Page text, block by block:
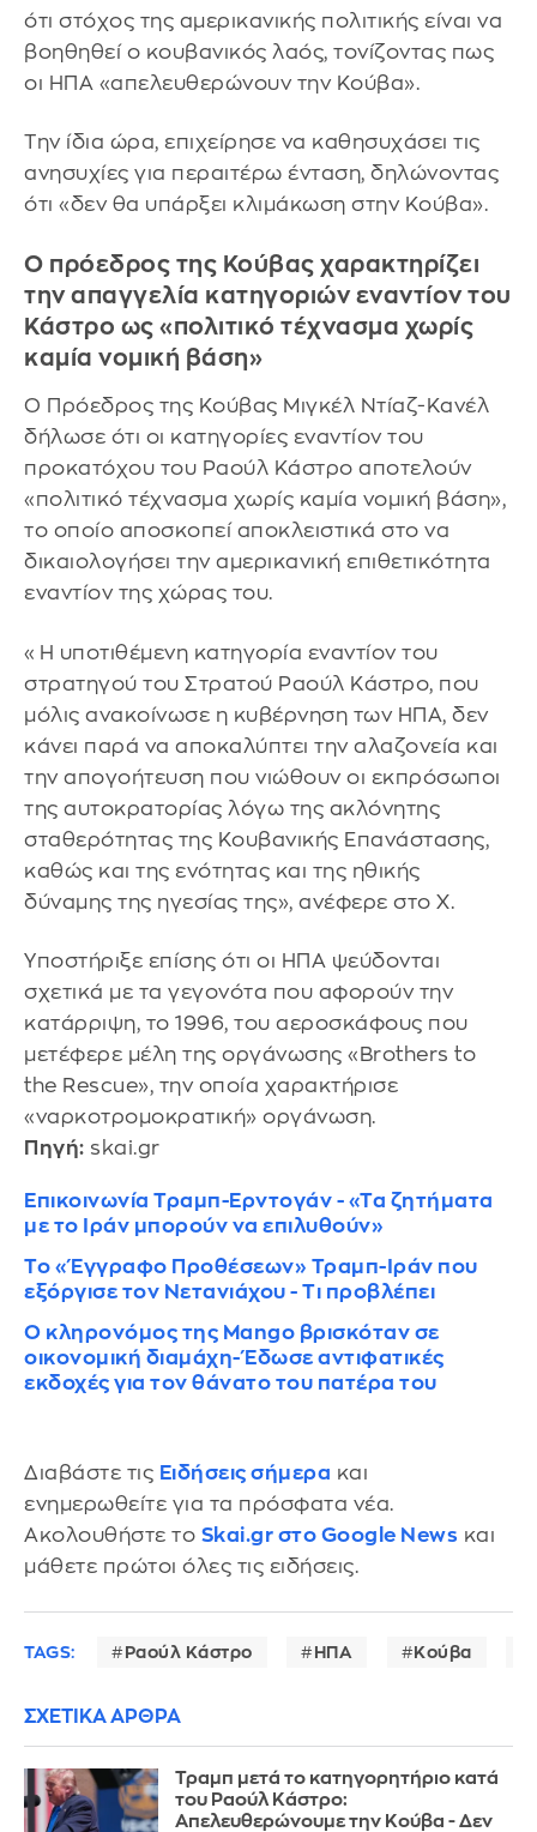
ότι στόχος της αμερικανικής πολιτικής είναι να
βοηθηθεί ο κουβανικός λαός, τονίζοντας πως
οι ΗΠΑ «απελευθερώνουν την Κούβα».
Την ίδια ώρα, επιχείρησε να καθησυχάσει τις
ανησυχίες για περαιτέρω ένταση, δηλώνοντας
ότι «δεν θα υπάρξει κλιμάκωση στην Κούβα».
Ο πρόεδρος της Κούβας χαρακτηρίζει
την απαγγελία κατηγοριών εναντίον του
Κάστρο ως «πολιτικό τέχνασμα χωρίς
καμία νομική βάση»
Ο Πρόεδρος της Κούβας Μιγκέλ Ντίαζ-Κανέλ
δήλωσε ότι οι κατηγορίες εναντίον του
προκατόχου του Ραούλ Κάστρο αποτελούν
«πολιτικό τέχνασμα χωρίς καμία νομική βάση»,
το οποίο αποσκοπεί αποκλειστικά στο να
δικαιολογήσει την αμερικανική επιθετικότητα
εναντίον της χώρας του.
«Η υποτιθέμενη κατηγορία εναντίον του
στρατηγού του Στρατού Ραούλ Κάστρο, που
μόλις ανακοίνωσε η κυβέρνηση των ΗΠΑ, δεν
κάνει παρά να αποκαλύπτει την αλαζονεία και
την απογοήτευση που νιώθουν οι εκπρόσωποι
της αυτοκρατορίας λόγω της ακλόνητης
σταθερότητας της Κουβανικής Επανάστασης,
καθώς και της ενότητας και της ηθικής
δύναμης της ηγεσίας της», ανέφερε στο X.
Υποστήριξε επίσης ότι οι ΗΠΑ ψεύδονται
σχετικά με τα γεγονότα που αφορούν την
κατάρριψη, το 1996, του αεροσκάφους που
μετέφερε μέλη της οργάνωσης «Brothers to
the Rescue», την οποία χαρακτήρισε
«ναρκοτρομοκρατική» οργάνωση.
Πηγή: skai.gr
Επικοινωνία Τραμπ-Ερντογάν - «Τα ζητήματα
με το Ιράν μπορούν να επιλυθούν»
Το «Έγγραφο Προθέσεων» Τραμπ-Ιράν που
εξόργισε τον Νετανιάχου - Τι προβλέπει
Ο κληρονόμος της Mango βρισκόταν σε
οικονομική διαμάχη- Έδωσε αντιφατικές
εκδοχές για τον θάνατο του πατέρα του
Διαβάστε τις Ειδήσεις σήμερα και
ενημερωθείτε για τα πρόσφατα νέα.
Ακολουθήστε το Skai.gr στο Google News και
μάθετε πρώτοι όλες τις ειδήσεις.
TAGS: Ραούλ Κάστρο ΗΠΑ Κούβα
ΣΧΕΤΙΚΑ ΑΡΘΡΑ
Τραμπ μετά το κατηγορητήριο κατά
του Ραούλ Κάστρο:
Απελευθερώνουμε την Κούβα - Δεν